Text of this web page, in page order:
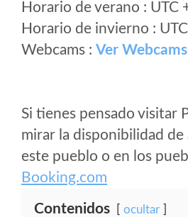
Horario de verano : UTC
Horario de invierno :
Webcams : Ver Webcams
Si tienes pensado visitar
mirar la disponibilidad de
este pueblo o en los
Booking.com
Contenidos ocultar